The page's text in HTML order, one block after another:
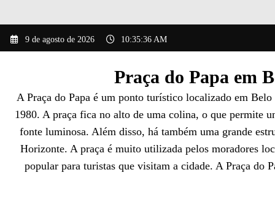
para
9 de agosto de 2026 10:35:37 AM
Praça do Papa em
A Praça do Papa é um ponto turístico localizado em
1980. A praça fica no alto de uma colina, o que permite
fonte luminosa. Além disso, há também uma grande
Horizonte. A praça é muito utilizada pelos moradores
popular para turistas que visitam a cidade. A Praça do